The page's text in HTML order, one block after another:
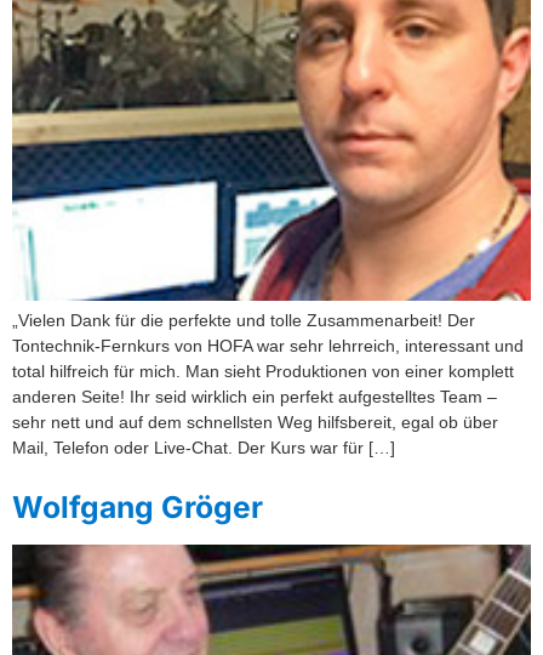
„Vielen Dank für die perfekte und tolle Zusammenarbeit! Der
Tontechnik-Fernkurs von HOFA war sehr lehrreich, interessant und
total hilfreich für mich. Man sieht Produktionen von einer komplett
anderen Seite! Ihr seid wirklich ein perfekt aufgestelltes Team –
sehr nett und auf dem schnellsten Weg hilfsbereit, egal ob über
Mail, Telefon oder Live-Chat. Der Kurs war für […]
Wolfgang Gröger